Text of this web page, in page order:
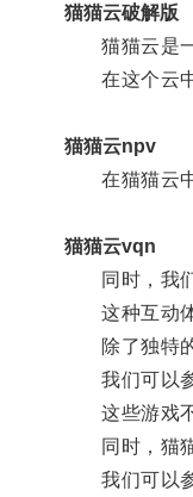
猫猫云破解版
猫猫云是一
在这个云中
猫猫云npv
在猫猫云中
猫猫云vqn
同时，我们
这种互动体
除了独特的
我们可以参
这些游戏不
同时，猫猫
我们可以参